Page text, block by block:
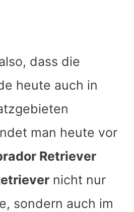
dass die
heute auch in
man heute vor
Retriever
nicht nur
sondern auch im